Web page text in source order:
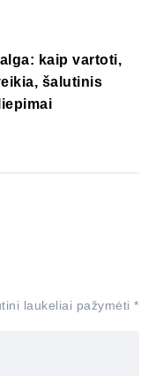
kaip vartoti,
šalutinis
laukeliai pažymėti *